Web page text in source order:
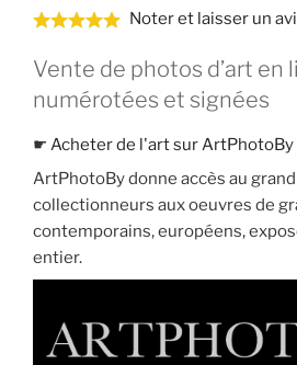
Noter et laisser un
Vente de photos d’art en
numérotées et signées
☛ Acheter de l'art sur ArtPhotoBy
ArtPhotoBy donne accès au
collectionneurs aux oeuvres de
contemporains, européens,
entier.